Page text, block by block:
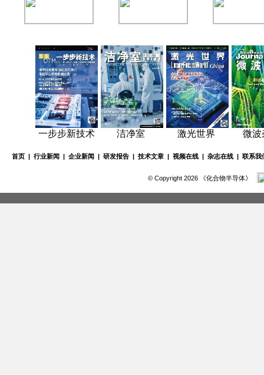
一步步新技术 洁净室 激光世界 微波
首页 | 行业新闻 | 企业新闻 | 研发报告 | 技术文章 | 视频在线 | 杂志在线 | 联系我
© Copyright 2026 《化合物半导体》